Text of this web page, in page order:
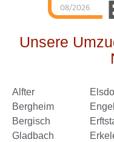
08/2026
Unsere
Alfter
Bergheim
Bergisch
Gladbach